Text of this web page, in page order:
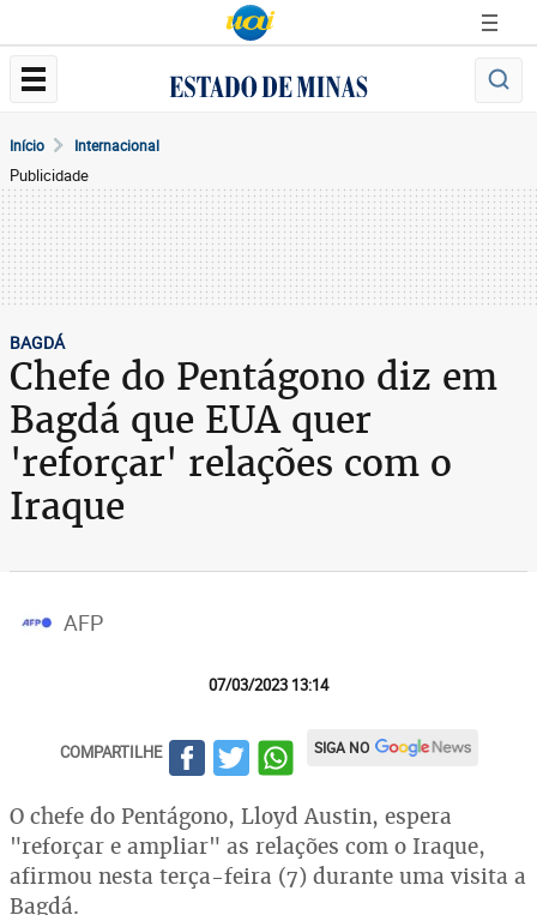
Início Internacional
Publicidade
BAGDÁ
Chefe do Pentágono diz em
Bagdá que EUA quer
'reforçar' relações com o
Iraque
AFP
07/03/2023 13:14
COMPARTILHE SIGA NO
O chefe do Pentágono, Lloyd Austin, espera
"reforçar e ampliar" as relações com o Iraque,
afirmou nesta terça-feira (7) durante uma visita a
Bagdá.